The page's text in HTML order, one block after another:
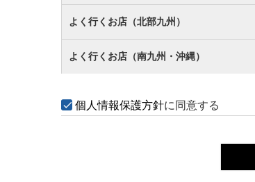
よく行くお店（北部九州）
よく行くお店（南九州・沖縄）
個人情報保護方針に同意する